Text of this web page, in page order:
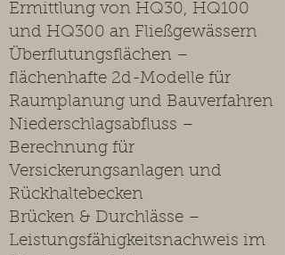
Ermittlung von HQ30, HQ100
und HQ300 an Fließgewässern
Überflutungsflächen –
flächenhafte 2d-Modelle für
Raumplanung und Bauverfahren
Niederschlagsabfluss –
Berechnung für
Versickerungsanlagen und
Rückhaltebecken
Brücken & Durchlässe –
Leistungsfähigkeitsnachweis im